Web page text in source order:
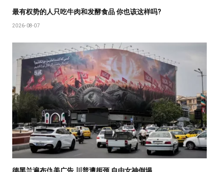
最有权势的人只吃牛肉和发酵食品 你也该这样吗?
2026-08-07
德黑兰遍布仇美广告 川普遭扼颈 自由女神倒塌…